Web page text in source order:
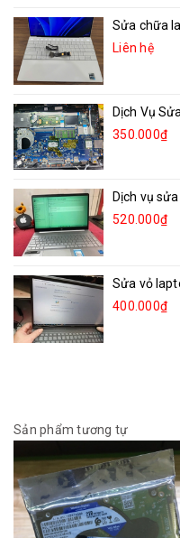
Sửa chữa
Liên hệ
Dịch Vụ
350.000₫
Dịch vụ
520.000₫
Sửa vỏ
400.000₫
Sản phẩm tương tự